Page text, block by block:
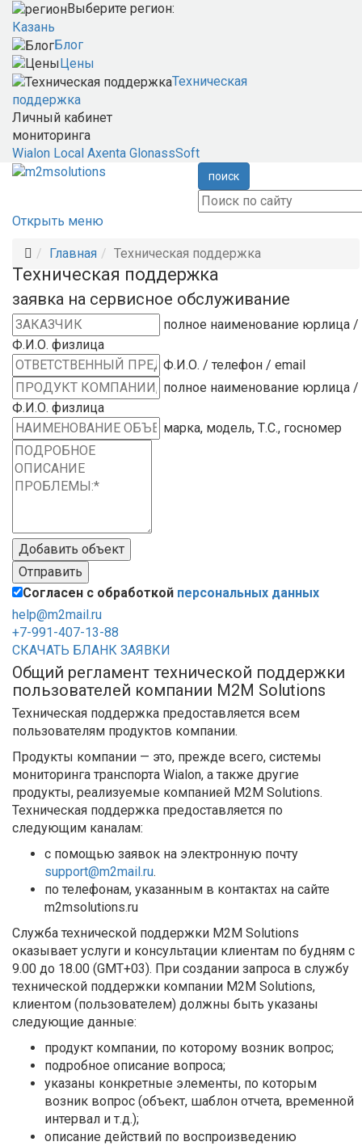
Выберите регион:
Казань
Блог
Цены
Техническая
поддержка
Личный кабинет
мониторинга
Wialon Local Axenta GlonassSoft
поиск
Открыть меню
Главная Техническая поддержка
Техническая поддержка
заявка на сервисное обслуживание
полное наименование юрлица /
Ф.И.О. физлица
Ф.И.О. / телефон / email
полное наименование юрлица /
Ф.И.О. физлица
марка, модель, Т.С., госномер
Добавить объект
Отправить
Согласен с обработкой персональных данных
help@m2mail.ru
+7-991-407-13-88
СКАЧАТЬ БЛАНК ЗАЯВКИ
Общий регламент технической поддержки
пользователей компании M2M Solutions
Техническая поддержка предоставляется всем
пользователям продуктов компании.
Продукты компании — это, прежде всего, системы
мониторинга транспорта Wialon, а также другие
продукты, реализуемые компанией M2M Solutions.
Техническая поддержка предоставляется по
следующим каналам:
с помощью заявок на электронную почту
support@m2mail.ru.
по телефонам, указанным в контактах на сайте
m2msolutions.ru
Служба технической поддержки M2M Solutions
оказывает услуги и консультации клиентам по будням с
9.00 до 18.00 (GMT+03). При создании запроса в службу
технической поддержки компании M2M Solutions,
клиентом (пользователем) должны быть указаны
следующие данные:
продукт компании, по которому возник вопрос;
подробное описание вопроса;
указаны конкретные элементы, по которым
возник вопрос (объект, шаблон отчета, временной
интервал и т.д.);
описание действий по воспроизведению